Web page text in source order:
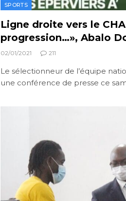
SPORTS
Ligne droite vers le
progression…», Abalo
02/01/2021 211
Le sélectionneur de l’équipe
une conférence de presse ce